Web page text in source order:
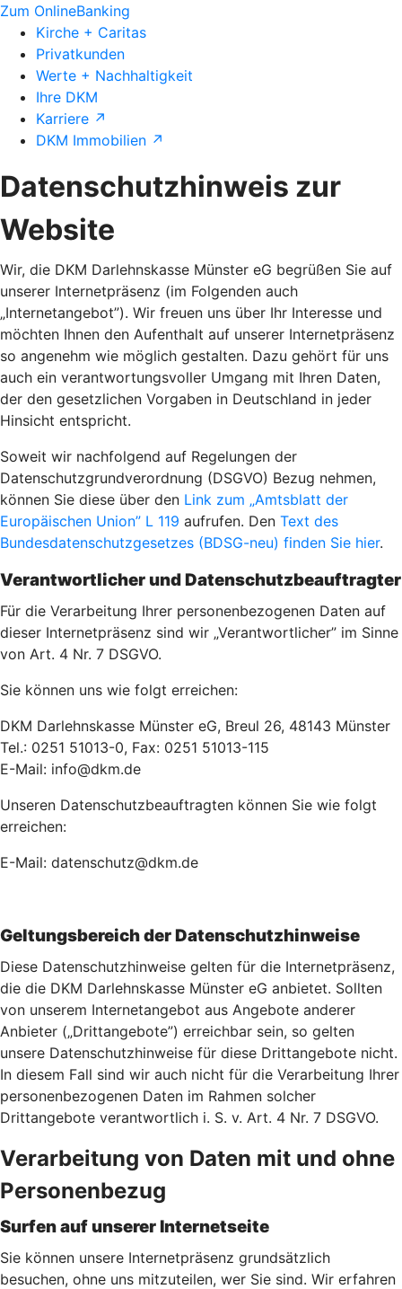
Zum OnlineBanking
Kirche + Caritas
Privatkunden
Werte + Nachhaltigkeit
Ihre DKM
Karriere ↗
DKM Immobilien ↗
Datenschutzhinweis zur
Website
Wir, die DKM Darlehnskasse Münster eG begrüßen Sie auf
unserer Internetpräsenz (im Folgenden auch
„Internetangebot”). Wir freuen uns über Ihr Interesse und
möchten Ihnen den Aufenthalt auf unserer Internetpräsenz
so angenehm wie möglich gestalten. Dazu gehört für uns
auch ein verantwortungsvoller Umgang mit Ihren Daten,
der den gesetzlichen Vorgaben in Deutschland in jeder
Hinsicht entspricht.
Soweit wir nachfolgend auf Regelungen der
Datenschutzgrundverordnung (DSGVO) Bezug nehmen,
können Sie diese über den Link zum „Amtsblatt der
Europäischen Union” L 119 aufrufen. Den Text des
Bundesdatenschutzgesetzes (BDSG-neu) finden Sie hier.
Verantwortlicher und Datenschutzbeauftragter
Für die Verarbeitung Ihrer personenbezogenen Daten auf
dieser Internetpräsenz sind wir „Verantwortlicher” im Sinne
von Art. 4 Nr. 7 DSGVO.
Sie können uns wie folgt erreichen:
DKM Darlehnskasse Münster eG, Breul 26, 48143 Münster
Tel.: 0251 51013-0, Fax: 0251 51013-115
E-Mail: info@dkm.de
Unseren Datenschutzbeauftragten können Sie wie folgt
erreichen:
E-Mail: datenschutz@dkm.de
Geltungsbereich der Datenschutzhinweise
Diese Datenschutzhinweise gelten für die Internetpräsenz,
die die DKM Darlehnskasse Münster eG anbietet. Sollten
von unserem Internetangebot aus Angebote anderer
Anbieter („Drittangebote”) erreichbar sein, so gelten
unsere Datenschutzhinweise für diese Drittangebote nicht.
In diesem Fall sind wir auch nicht für die Verarbeitung Ihrer
personenbezogenen Daten im Rahmen solcher
Drittangebote verantwortlich i. S. v. Art. 4 Nr. 7 DSGVO.
Verarbeitung von Daten mit und ohne
Personenbezug
Surfen auf unserer Internetseite
Sie können unsere Internetpräsenz grundsätzlich
besuchen, ohne uns mitzuteilen, wer Sie sind. Wir erfahren